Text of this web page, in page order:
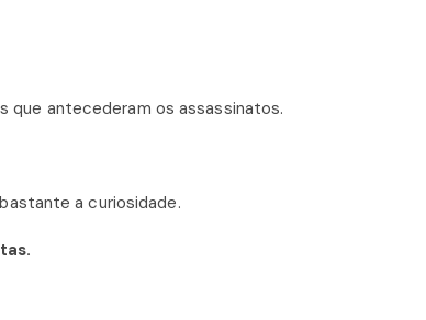
que antecederam os assassinatos.
a curiosidade.